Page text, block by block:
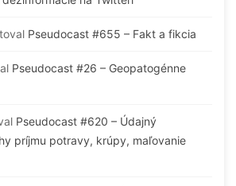
Pseudocast #655 – Fakt a fikcia
Pseudocast #26 – Geopatogénne
Pseudocast #620 – Údajný
príjmu potravy, krúpy, maľovanie